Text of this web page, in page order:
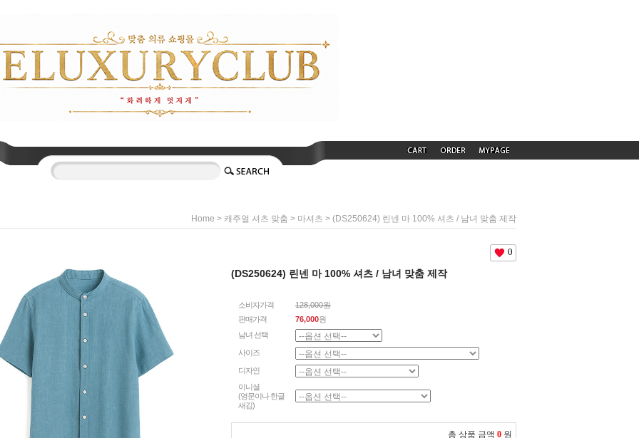
Home > 캐주얼 셔츠 맞춤 > 마셔츠 > (DS250624) 린넨 마 100% 셔츠 / 남녀 맞춤 제작
0
(DS250624) 린넨 마 100% 셔츠 / 남녀 맞춤 제작
소비자가격
128,000원
판매가격
76,000원
남녀 선택
사이즈
디자인
이니셜
(영문이나 한글
새김)
총 상품 금액 0 원